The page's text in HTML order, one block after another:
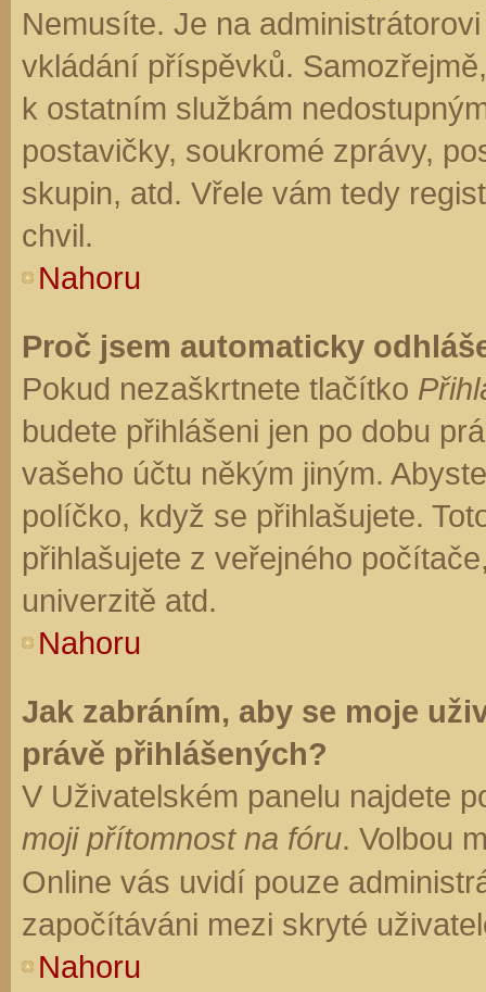
Nemusíte. Je na
vkládání příspěvků.
k ostatním službám
postavičky, soukromé zprávy,
skupin, atd. Vřele vám tedy
chvil.
Nahoru
Proč jsem automaticky
Pokud nezaškrtnete tlačítko
budete přihlášeni jen po dobu
vašeho účtu někým jiným.
políčko, když se přihlašujete.
přihlašujete z veřejného
univerzitě atd.
Nahoru
Jak zabráním, aby se moje
právě přihlášených?
V Uživatelském panelu najdete
moji přítomnost na fóru. Volbou
Online vás uvidí pouze
započítáváni mezi skryté
Nahoru